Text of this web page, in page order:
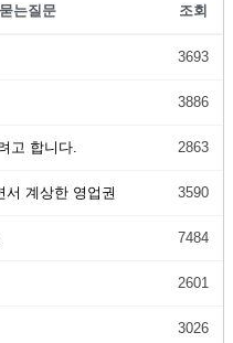
는질문 조회
3693
3886
고 합니다. 2863
서 계상한 영업권 3590
7484
2601
3026